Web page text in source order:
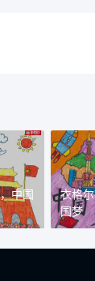
中国
衣格
国梦